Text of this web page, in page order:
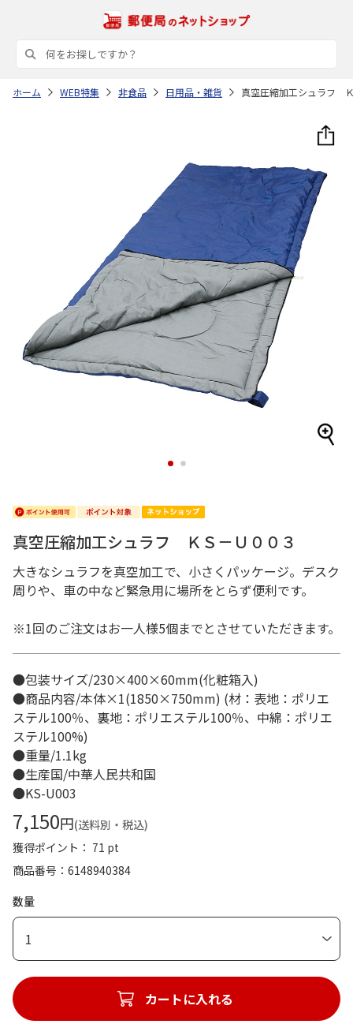
ホーム WEB特集 非食品 日用品・雑貨 真空圧縮加工シュラフ
1 2
真空圧縮加工シュラフ ＫＳ－Ｕ００３
大きなシュラフを真空加工で、小さくパッケージ。デスク
周りや、車の中など緊急用に場所をとらず便利です。
※1回のご注文はお一人様5個までとさせていただきます。
●包装サイズ/230×400×60mm(化粧箱入)
●商品内容/本体×1(1850×750mm) (材：表地：ポリエ
ステル100％、裏地：ポリエステル100％、中綿：ポリエ
ステル100%)
●重量/1.1kg
●生産国/中華人民共和国
●KS-U003
7,150円(送料別・税込)
獲得ポイント： 71 pt
商品番号
6148940384
数量
1
カートに入れる